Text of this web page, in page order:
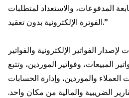
المدفوعات، والاستعداد لمتطلبات
الفوترة الإلكترونية بدون تعقيد.”
الفواتير الإلكترونية والفواتير
المبيعات، وفواتير الموردين، وتتبع
العملاء والموردين، وإدارة الحسابات
الضريبية والمالية من مكان واحد.